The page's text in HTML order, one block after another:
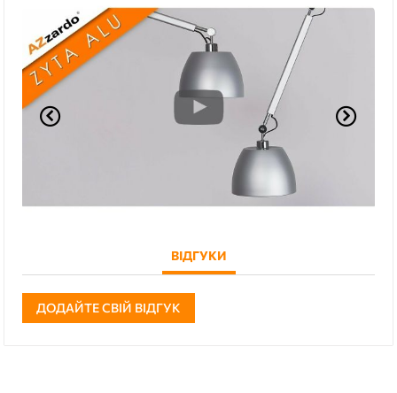
ВІДГУКИ
ДОДАЙТЕ СВІЙ ВІДГУК